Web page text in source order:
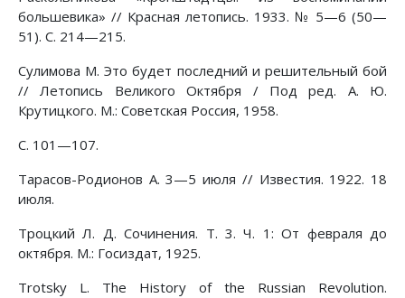
большевика» // Красная летопись. 1933. № 5—6 (50—
51). С. 214—215.
Сулимова М. Это будет последний и решительный бой
// Летопись Великого Октября / Под ред. А. Ю.
Крутицкого. М.: Советская Россия, 1958.
С. 101—107.
Тарасов-Родионов А. 3—5 июля // Известия. 1922. 18
июля.
Троцкий Л. Д. Сочинения. Т. 3. Ч. 1: От февраля до
октября. М.: Госиздат, 1925.
Trotsky L. The History of the Russian Revolution.